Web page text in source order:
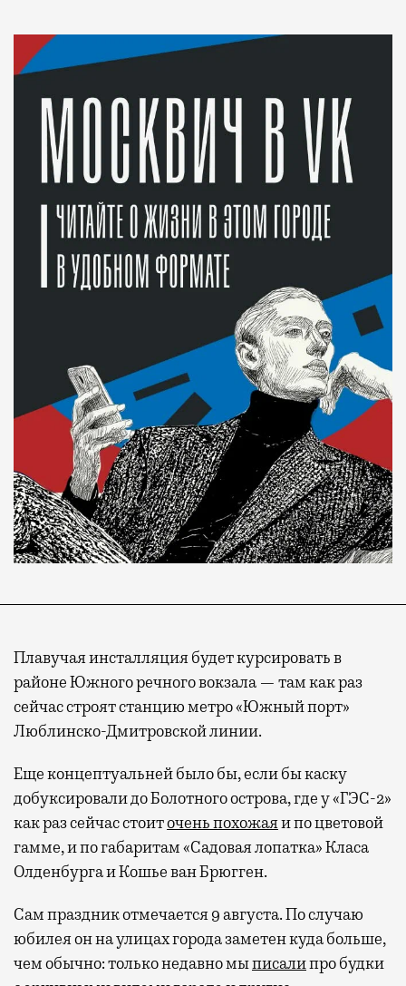
Современный путешественник часто берет
с собой не только чемодан, но и ноутбук.
А ожидание рейса все чаще превращается
спокойно закончить дела или спланировать
активности в путешествии, например
забронировать нужные билеты и рестораны.
Плавучая инсталляция будет курсировать в
районе Южного речного вокзала — там как раз
сейчас строят станцию метро «Южный порт»
Люблинско-Дмитровской линии.
Еще концептуальней было бы, если бы каску
добуксировали до Болотного острова, где у «ГЭС-2»
как раз сейчас стоиточень похожаяи по цветовой
гамме, и по габаритам «Садовая лопатка» Класа
Олденбурга и Кошье ван Брюгген.
Сам праздник отмечается 9 августа. По случаю
юбилея он на улицах города заметен куда больше,
чем обычно: только недавно мыписалипро будки